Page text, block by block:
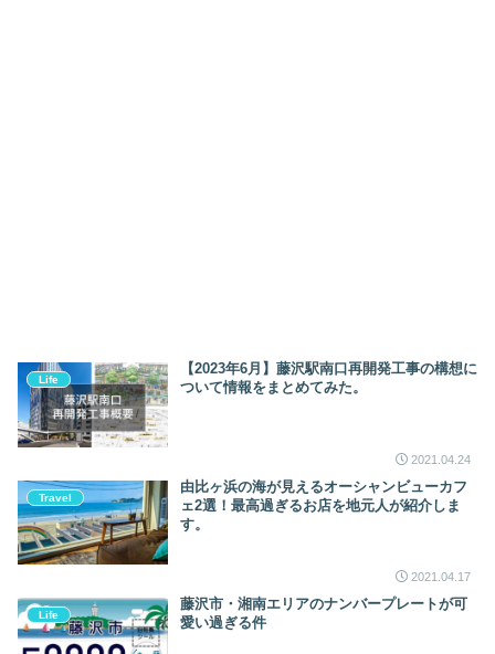
Life
【2023年6月】藤沢駅南口再開発工事の構想に
ついて情報をまとめてみた。
2021.04.24
Travel
由比ヶ浜の海が見えるオーシャンビューカフ
ェ2選！最高過ぎるお店を地元人が紹介しま
す。
2021.04.17
Life
藤沢市・湘南エリアのナンバープレートが可
愛い過ぎる件